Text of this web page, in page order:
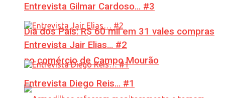
Dia dos Pais: R$ 60 mil em 31 vales compras
no comércio de Campo Mourão
Entrevista Gilmar Cardoso… #3
Entrevista Jair Elias… #2
Entrevista Diego Reis… #1